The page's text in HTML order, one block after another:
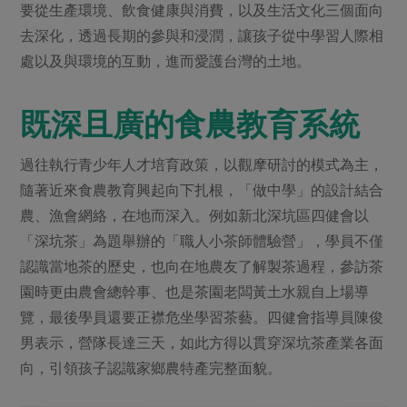
要從生產環境、飲食健康與消費，以及生活文化三個面向
去深化，透過長期的參與和浸潤，讓孩子從中學習人際相
處以及與環境的互動，進而愛護台灣的土地。
既深且廣的食農教育系統
過往執行青少年人才培育政策，以觀摩研討的模式為主，
隨著近來食農教育興起向下扎根，「做中學」的設計結合
農、漁會網絡，在地而深入。例如新北深坑區四健會以
「深坑茶」為題舉辦的「職人小茶師體驗營」，學員不僅
認識當地茶的歷史，也向在地農友了解製茶過程，參訪茶
園時更由農會總幹事、也是茶園老闆黃土水親自上場導
覽，最後學員還要正襟危坐學習茶藝。四健會指導員陳俊
男表示，營隊長達三天，如此方得以貫穿深坑茶產業各面
向，引領孩子認識家鄉農特產完整面貌。